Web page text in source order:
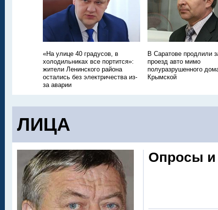
«На улице 40 градусов, в
холодильниках все портится»:
жители Ленинского района
остались без электричества из-
за аварии
В Саратове продлили
проезд авто мимо
полуразрушенного
Крымской
ЛИЦА
Опросы и